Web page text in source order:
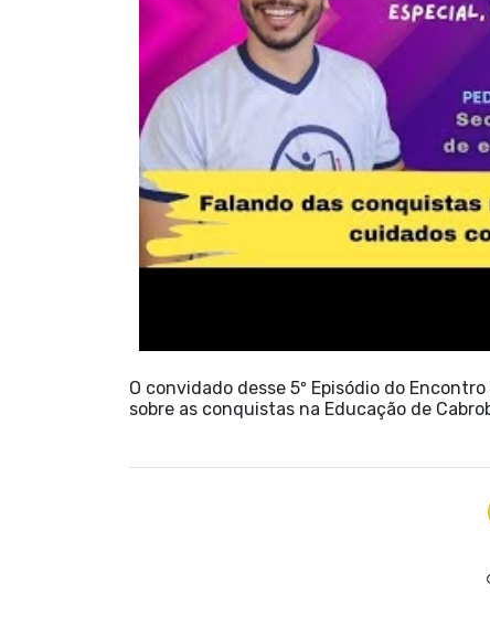
O convidado desse 5º Episódio do
sobre as conquistas na Educação de